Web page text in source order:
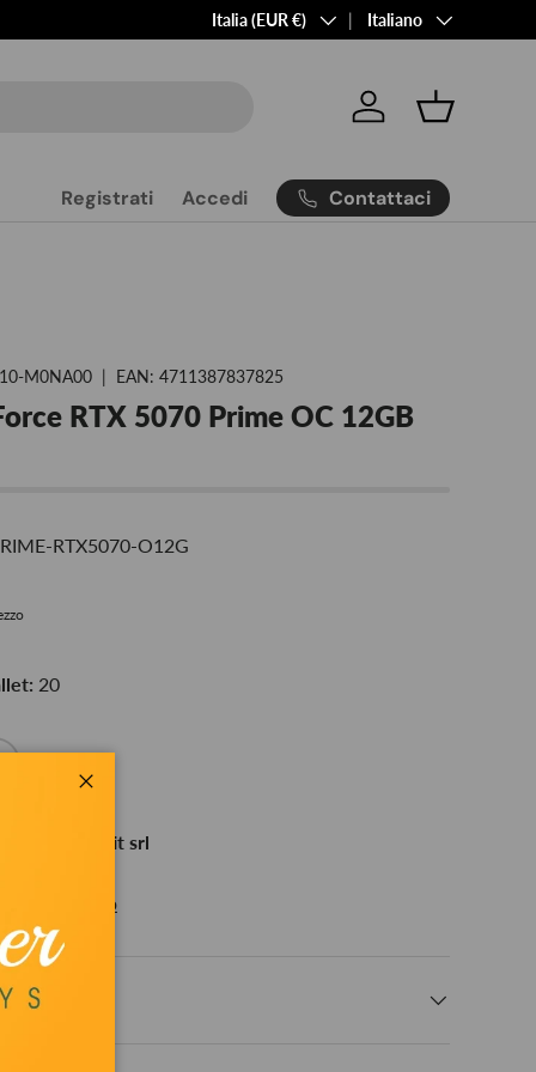
Paese/Regione
Italia (EUR €) LinguaItaliano
Accedi Cestino
Registrati Accedi Contattaci
M0NA00 | EAN: 4711387837825
RTX 5070 Prime OC 12GB
RTX5070-O12G
20
presso Bestit srl
ore
sul negozio